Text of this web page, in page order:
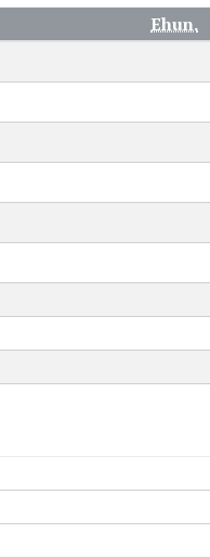
Ehun.